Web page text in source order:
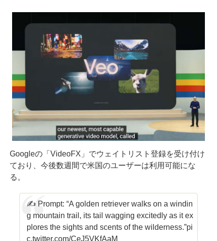
Googleの「VideoFX」でウェイトリスト登録を受け付け
ており、今後数週間で米国のユーザーは利用可能にな
る。
✍️ Prompt: “A golden retriever walks on a windin
g mountain trail, its tail wagging excitedly as it ex
plores the sights and scents of the wilderness.”pi
c.twitter.com/CeJ5VKfAaM